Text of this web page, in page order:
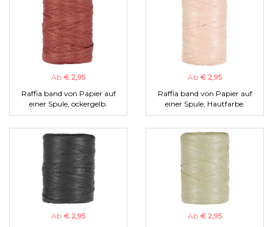
Ab € 2,95
Raffia band von Papier auf
einer Spule, ockergelb.
Ab € 2,95
Raffia band von Papier auf
einer Spule, Hautfarbe.
Ab € 2,95
Ab € 2,95